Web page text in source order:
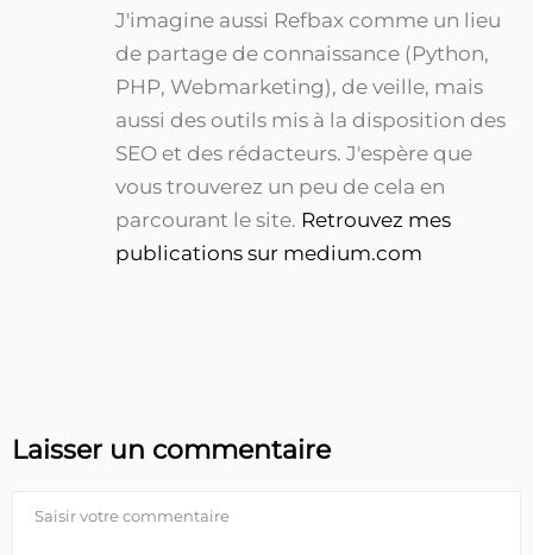
J'imagine aussi Refbax comme un lieu
de partage de connaissance (Python,
PHP, Webmarketing), de veille, mais
aussi des outils mis à la disposition des
SEO et des rédacteurs. J'espère que
vous trouverez un peu de cela en
parcourant le site. Retrouvez mes
publications sur medium.com
Laisser un commentaire